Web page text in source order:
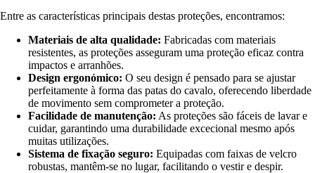
Entre as características principais destas proteções, encontramos:
Materiais de alta qualidade: Fabricadas com materiais
resistentes, as proteções asseguram uma proteção eficaz contra
impactos e arranhões.
Design ergonómico: O seu design é pensado para se ajustar
perfeitamente à forma das patas do cavalo, oferecendo liberdade
de movimento sem comprometer a proteção.
Facilidade de manutenção: As proteções são fáceis de lavar e
cuidar, garantindo uma durabilidade excecional mesmo após
muitas utilizações.
Sistema de fixação seguro: Equipadas com faixas de velcro
robustas, mantêm-se no lugar, facilitando o vestir e despir.